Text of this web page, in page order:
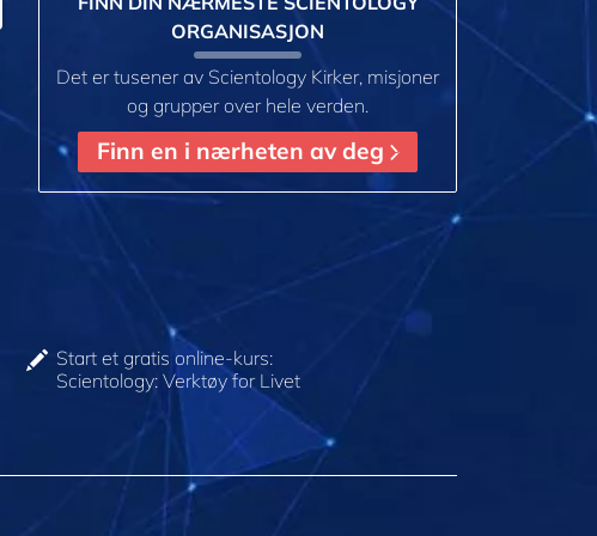
ORGANISASJON
Det er tusener av Scientology Kirker, misjoner
og grupper over hele verden.
Finn en i nærheten av deg
Start et gratis online-kurs:
Scientology: Verktøy for Livet